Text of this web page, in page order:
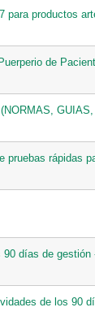
para productos
de
pruebas rápidas
días de
de los 90